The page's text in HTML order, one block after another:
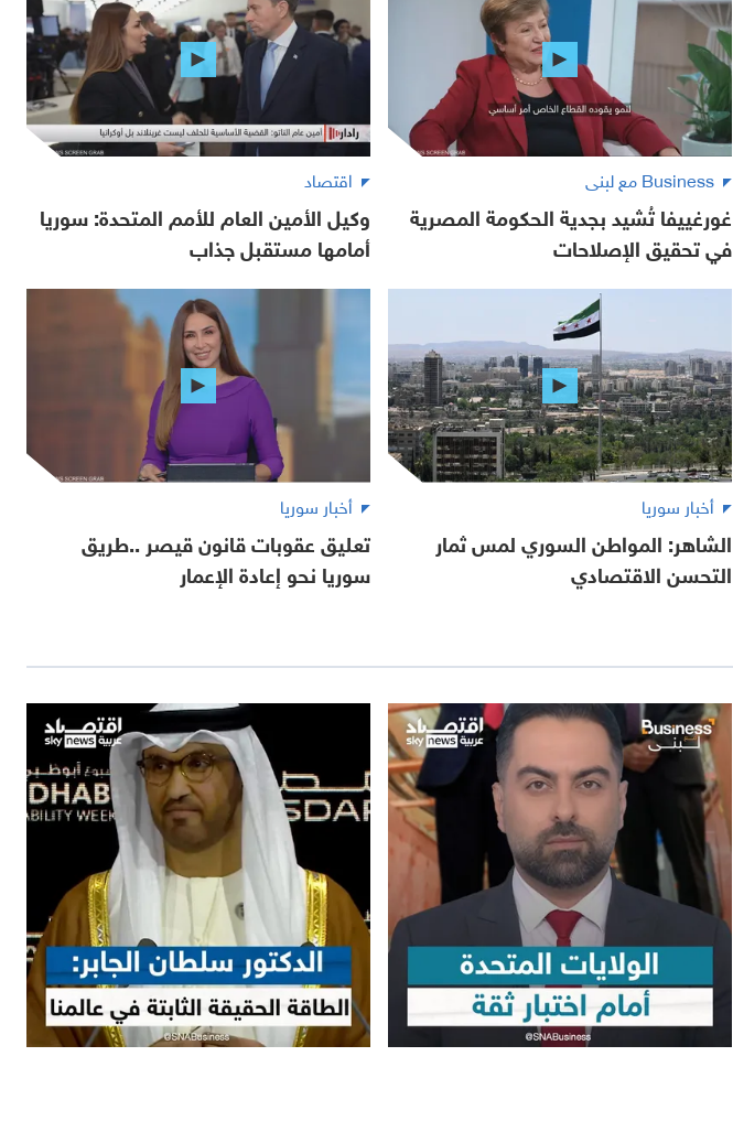
Business مع لبنى
غورغييفا تُشيد بجدية الحكومة المصرية
في تحقيق الإصلاحات
اقتصاد
وكيل الأمين العام للأمم المتحدة: سوريا
أمامها مستقبل جذاب
أخبار سوريا
الشاهر: المواطن السوري لمس ثمار
التحسن الاقتصادي
أخبار سوريا
تعليق عقوبات قانون قيصر ..طريق
سوريا نحو إعادة الإعمار